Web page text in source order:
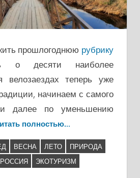
прошлогоднюю рубрику
о десяти наиболее
велозаездах теперь уже
начинаем с самого
и далее по уменьшению
полностью…
ВЕСНА ЛЕТО
ПРИРОДА
РОССИЯ ЭКОТУРИЗМ